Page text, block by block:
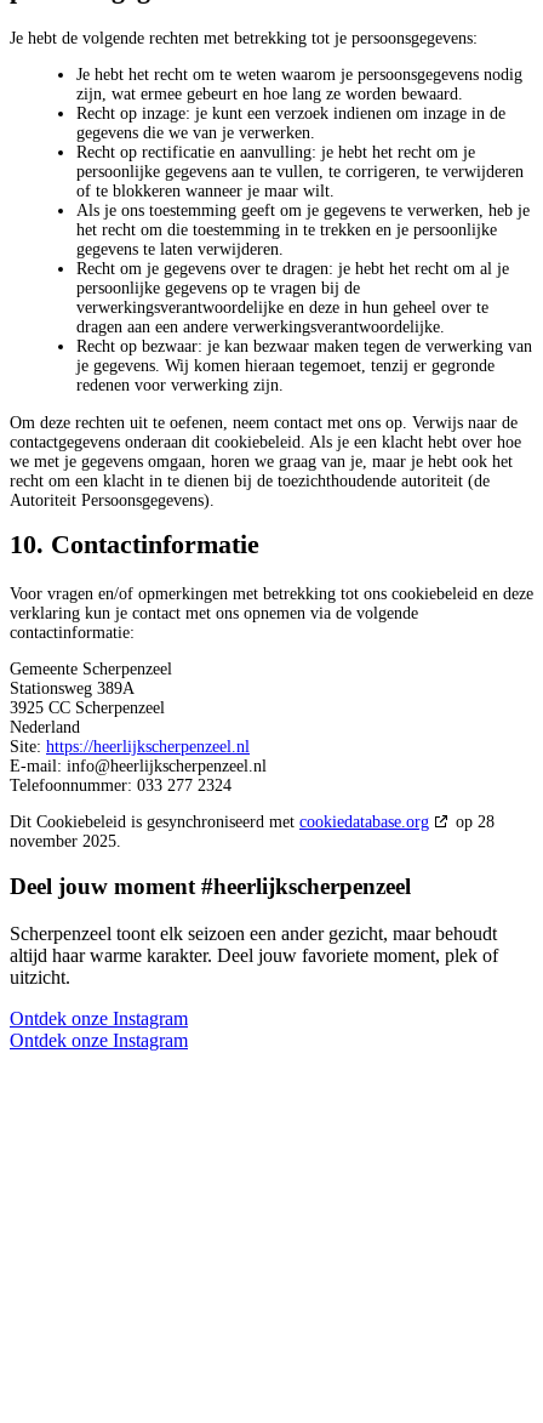
Je hebt de volgende rechten met betrekking tot je persoonsgegevens:
Je hebt het recht om te weten waarom je persoonsgegevens nodig
zijn, wat ermee gebeurt en hoe lang ze worden bewaard.
Recht op inzage: je kunt een verzoek indienen om inzage in de
gegevens die we van je verwerken.
Recht op rectificatie en aanvulling: je hebt het recht om je
persoonlijke gegevens aan te vullen, te corrigeren, te verwijderen
of te blokkeren wanneer je maar wilt.
Als je ons toestemming geeft om je gegevens te verwerken, heb je
het recht om die toestemming in te trekken en je persoonlijke
gegevens te laten verwijderen.
Recht om je gegevens over te dragen: je hebt het recht om al je
persoonlijke gegevens op te vragen bij de
verwerkingsverantwoordelijke en deze in hun geheel over te
dragen aan een andere verwerkingsverantwoordelijke.
Recht op bezwaar: je kan bezwaar maken tegen de verwerking van
je gegevens. Wij komen hieraan tegemoet, tenzij er gegronde
redenen voor verwerking zijn.
Om deze rechten uit te oefenen, neem contact met ons op. Verwijs naar de
contactgegevens onderaan dit cookiebeleid. Als je een klacht hebt over hoe
we met je gegevens omgaan, horen we graag van je, maar je hebt ook het
recht om een klacht in te dienen bij de toezichthoudende autoriteit (de
Autoriteit Persoonsgegevens).
10. Contactinformatie
Voor vragen en/of opmerkingen met betrekking tot ons cookiebeleid en deze
verklaring kun je contact met ons opnemen via de volgende
contactinformatie:
Gemeente Scherpenzeel
Stationsweg 389A
3925 CC Scherpenzeel
Nederland
Site: https://heerlijkscherpenzeel.nl
E-mail: info@heerlijkscherpenzeel.nl
Telefoonnummer: 033 277 2324
Dit Cookiebeleid is gesynchroniseerd met cookiedatabase.org
op 28
november 2025.
Deel jouw moment #heerlijkscherpenzeel
Scherpenzeel toont elk seizoen een ander gezicht, maar behoudt
altijd haar warme karakter. Deel jouw favoriete moment, plek of
uitzicht.
Ontdek onze Instagram
Ontdek onze Instagram